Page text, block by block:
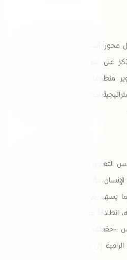
محوراً أساسياً في رؤية مجلس
على تعزيز العدالة الاجتماعية،
منظومات الحماية الاجتماعية،
لدول مجلس التعاون نحو
لكافة الجهود الدولية
الإنسان، مؤكداً على حرص المجلس
بما يسهم في تحقيق أهداف هذا
انطلاقاً من التوجيهات الحكيمة
-حفظهم الله- وترسيخاً لدور
إلى تعزيز التنمية الإنسانية